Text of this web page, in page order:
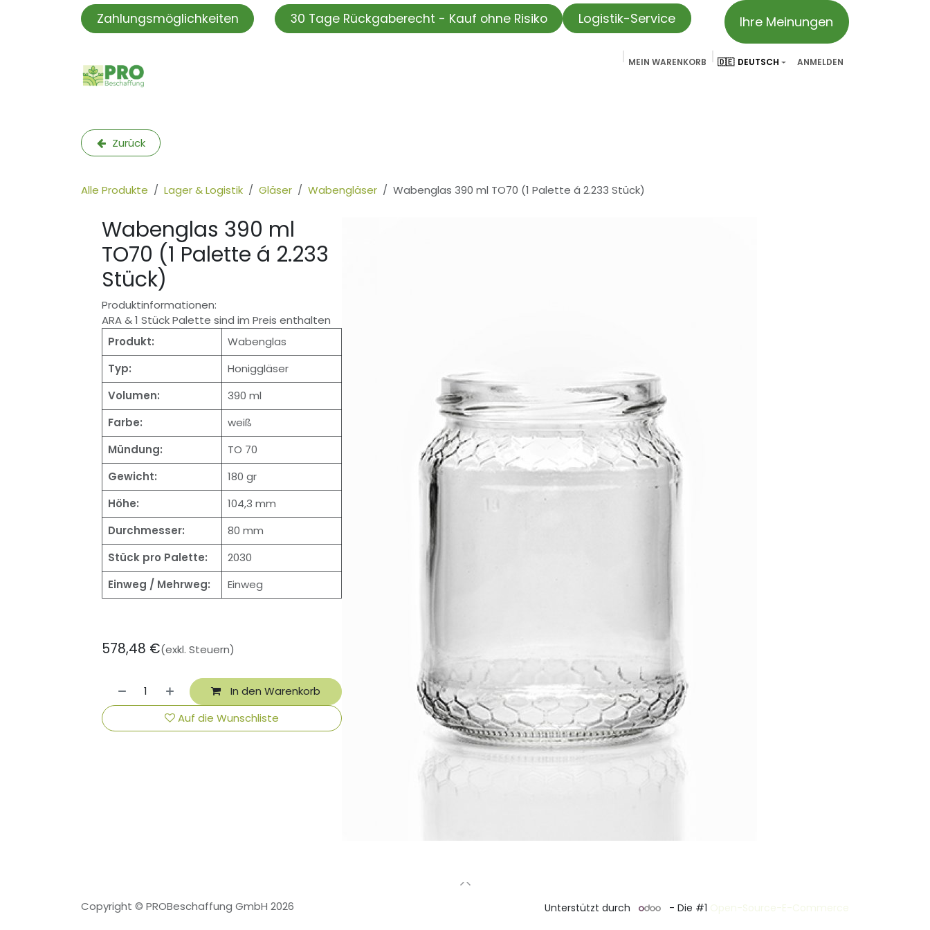
Zum Inhalt springen
Zahlungsmöglichkeiten 30 Tage Rückgaberecht - Kauf ohne Risiko Logistik-Service Ihre Meinungen
MEIN WARENKORB 🇩🇪 DEUTSCH ANMELDEN
Zurück
Alle Produkte Lager & Logistik Gläser Wabengläser Wabenglas 390 ml TO70 (1 Palette á 2.233 Stück)
Wabenglas 390 ml
TO70 (1 Palette á 2.233
Stück)
Produktinformationen:
ARA & 1 Stück Palette sind im Preis enthalten
Produkt:
Wabenglas
Typ:
Honiggläser
Volumen:
390 ml
Farbe:
weiß
Mündung:
TO 70
Gewicht:
180 gr
Höhe:
104,3 mm
Durchmesser:
80 mm
Stück pro Palette:
2030
Einweg / Mehrweg:
Einweg
578,48 €(exkl. Steuern)
In den Warenkorb
Auf die Wunschliste
Copyright © PROBeschaffung GmbH 2026 Unterstützt durch - Die #1 Open-Source-E-Commerce